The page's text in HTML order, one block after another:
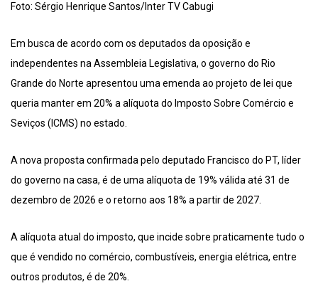
Foto: Sérgio Henrique Santos/Inter TV Cabugi
Em busca de acordo com os deputados da oposição e
independentes na Assembleia Legislativa, o governo do Rio
Grande do Norte apresentou uma emenda ao projeto de lei que
queria manter em 20% a alíquota do Imposto Sobre Comércio e
Seviços (ICMS) no estado.
A nova proposta confirmada pelo deputado Francisco do PT, líder
do governo na casa, é de uma alíquota de 19% válida até 31 de
dezembro de 2026 e o retorno aos 18% a partir de 2027.
A alíquota atual do imposto, que incide sobre praticamente tudo o
que é vendido no comércio, combustíveis, energia elétrica, entre
outros produtos, é de 20%.